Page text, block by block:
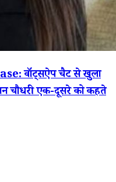
वॉट्सऐप चैट से खुला
चौधरी एक-दूसरे को कहते